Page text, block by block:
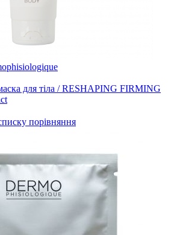
для тіла / RESHAPING FIRMING
порівняння